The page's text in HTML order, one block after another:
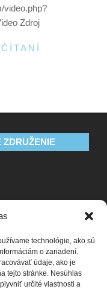
technológie, ako sú
o zariadení.
údaje, ako je
tejto stránke. Nesúhlas
určité vlastnosti a
video.php?
Zdroj
Zásady
Vyhlásenie o ochrane